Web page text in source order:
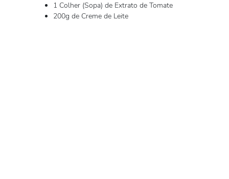
1 Colher (Sopa) de Extrato de Tomate
200g de Creme de Leite